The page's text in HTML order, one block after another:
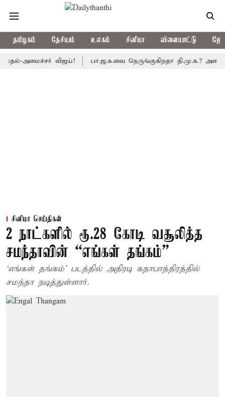
தமிழகம் தேசியம் உலகம் சினிமா விளையாட்டு
அமைச்சர் விஜய்! பா.ஜ.க.வை நெருங்குகிறதா தி.மு.க.?
சினிமா செய்திகள்
2 நாட்களில் ரூ.28 கோடி வசூலித்த
சமந்தாவின் “எங்கள் தங்கம்”
‘எங்கள் தங்கம்’ படத்தில் அதிரடி கதாபாத்திரத்தில்
சமந்தா நடித்துள்ளார்.